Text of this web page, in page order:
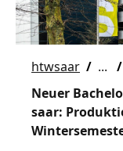
htwsaar
Neuer
saar: